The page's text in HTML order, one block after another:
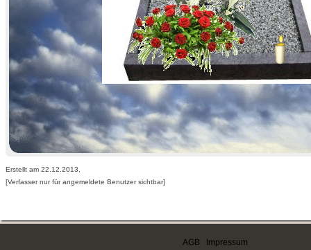
Erstellt am 22.12.2013,
[Verfasser nur für angemeldete Benutzer sichtbar]
AGB Impressum